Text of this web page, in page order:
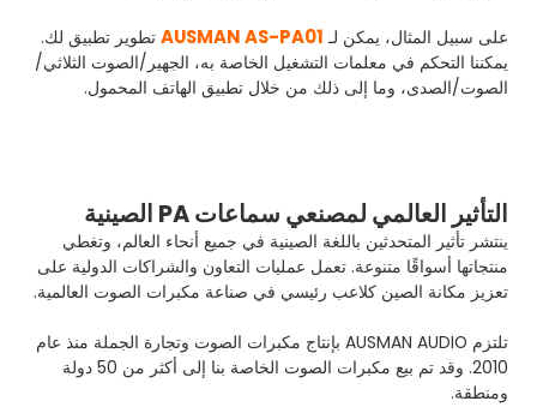
على سبيل المثال، يمكن لـ AUSMAN AS-PA01 تطوير تطبيق لك.
يمكننا التحكم في معلمات التشغيل الخاصة به، الجهير/الصوت الثلاثي/
الصوت/الصدى، وما إلى ذلك من خلال تطبيق الهاتف المحمول.
التأثير العالمي لمصنعي سماعات PA الصينية
ينتشر تأثير المتحدثين باللغة الصينية في جميع أنحاء العالم، وتغطي
منتجاتها أسواقًا متنوعة. تعمل عمليات التعاون والشراكات الدولية على
تعزيز مكانة الصين كلاعب رئيسي في صناعة مكبرات الصوت العالمية.
تلتزم AUSMAN AUDIO بإنتاج مكبرات الصوت وتجارة الجملة منذ عام
2010. وقد تم بيع مكبرات الصوت الخاصة بنا إلى أكثر من 50 دولة
ومنطقة.